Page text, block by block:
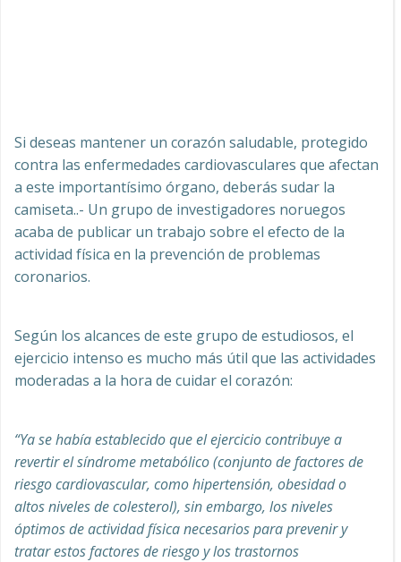
Si deseas mantener un corazón saludable, protegido
contra las enfermedades cardiovasculares que afectan
a este importantísimo órgano, deberás sudar la
camiseta..- Un grupo de investigadores noruegos
acaba de publicar un trabajo sobre el efecto de la
actividad física en la prevención de problemas
coronarios.
Según los alcances de este grupo de estudiosos, el
ejercicio intenso es mucho más útil que las actividades
moderadas a la hora de cuidar el corazón:
“Ya se había establecido que el ejercicio contribuye a
revertir el síndrome metabólico (conjunto de factores de
riesgo cardiovascular, como hipertensión, obesidad o
altos niveles de colesterol), sin embargo, los niveles
óptimos de actividad física necesarios para prevenir y
tratar estos factores de riesgo y los trastornos